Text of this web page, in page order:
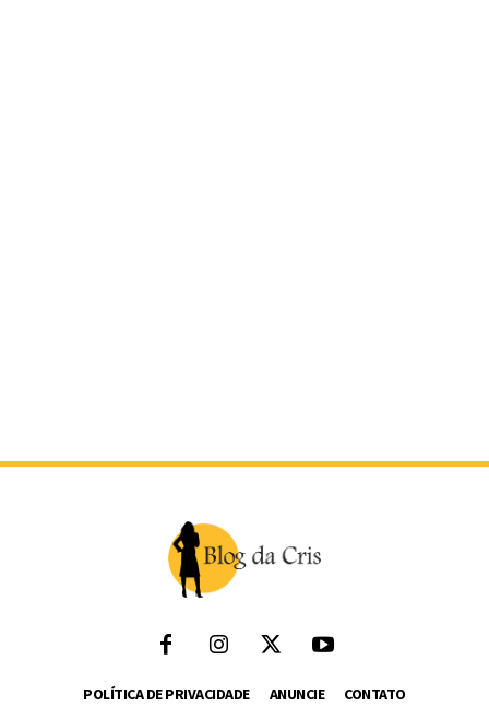
POLÍTICA DE PRIVACIDADE ANUNCIE CONTATO